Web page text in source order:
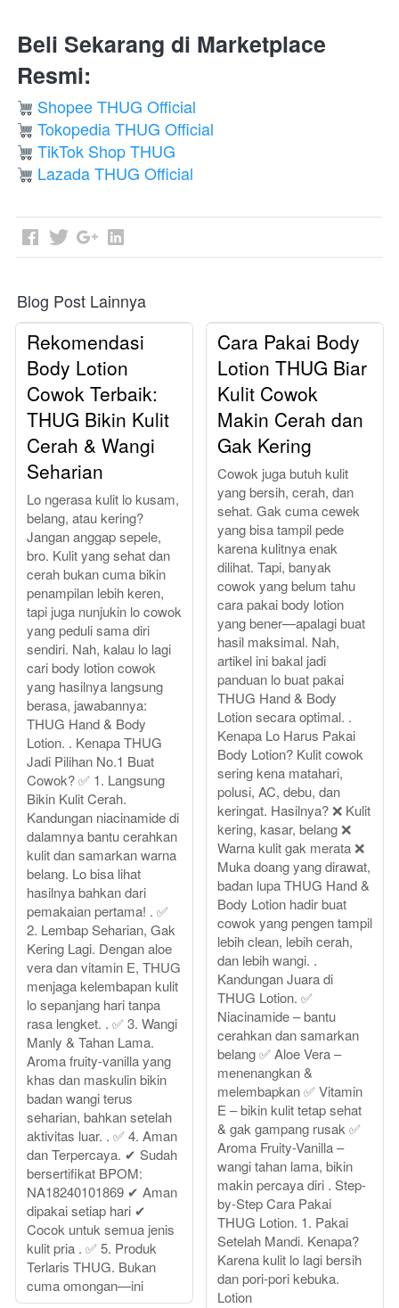
Beli Sekarang di Marketplace
Resmi:
Shopee THUG Official
Tokopedia THUG Official
TikTok Shop THUG
Lazada THUG Official
Blog Post Lainnya
Rekomendasi
Body Lotion
Cowok Terbaik:
THUG Bikin Kulit
Cerah & Wangi
Seharian
Lo ngerasa kulit lo kusam,
belang, atau kering?
Jangan anggap sepele,
bro. Kulit yang sehat dan
cerah bukan cuma bikin
penampilan lebih keren,
tapi juga nunjukin lo cowok
yang peduli sama diri
sendiri. Nah, kalau lo lagi
cari body lotion cowok
yang hasilnya langsung
berasa, jawabannya:
THUG Hand & Body
Lotion. . Kenapa THUG
Jadi Pilihan No.1 Buat
Cowok? ✅ 1. Langsung
Bikin Kulit Cerah.
Kandungan niacinamide di
dalamnya bantu cerahkan
kulit dan samarkan warna
belang. Lo bisa lihat
hasilnya bahkan dari
pemakaian pertama! . ✅
2. Lembap Seharian, Gak
Kering Lagi. Dengan aloe
vera dan vitamin E, THUG
menjaga kelembapan kulit
lo sepanjang hari tanpa
rasa lengket. . ✅ 3. Wangi
Manly & Tahan Lama.
Aroma fruity-vanilla yang
khas dan maskulin bikin
badan wangi terus
seharian, bahkan setelah
aktivitas luar. . ✅ 4. Aman
dan Terpercaya. ✔ Sudah
bersertifikat BPOM:
NA18240101869 ✔ Aman
dipakai setiap hari ✔
Cocok untuk semua jenis
kulit pria . ✅ 5. Produk
Terlaris THUG. Bukan
cuma omongan—ini
Cara Pakai Body
Lotion THUG Biar
Kulit Cowok
Makin Cerah dan
Gak Kering
Cowok juga butuh kulit
yang bersih, cerah, dan
sehat. Gak cuma cewek
yang bisa tampil pede
karena kulitnya enak
dilihat. Tapi, banyak
cowok yang belum tahu
cara pakai body lotion
yang bener—apalagi buat
hasil maksimal. Nah,
artikel ini bakal jadi
panduan lo buat pakai
THUG Hand & Body
Lotion secara optimal. .
Kenapa Lo Harus Pakai
Body Lotion? Kulit cowok
sering kena matahari,
polusi, AC, debu, dan
keringat. Hasilnya? ❌ Kulit
kering, kasar, belang ❌
Warna kulit gak merata ❌
Muka doang yang dirawat,
badan lupa THUG Hand &
Body Lotion hadir buat
cowok yang pengen tampil
lebih clean, lebih cerah,
dan lebih wangi. .
Kandungan Juara di
THUG Lotion. ✅
Niacinamide – bantu
cerahkan dan samarkan
belang ✅ Aloe Vera –
menenangkan &
melembapkan ✅ Vitamin
E – bikin kulit tetap sehat
& gak gampang rusak ✅
Aroma Fruity-Vanilla –
wangi tahan lama, bikin
makin percaya diri . Step-
by-Step Cara Pakai
THUG Lotion. 1. Pakai
Setelah Mandi. Kenapa?
Karena kulit lo lagi bersih
dan pori-pori kebuka.
Lotion